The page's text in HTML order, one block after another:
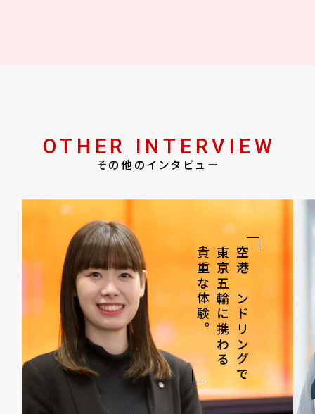
OTHER INTERVIEW
その他のインタビュー
空港ハンドリングで
東京五輪に携わる
貴重な体験。